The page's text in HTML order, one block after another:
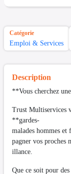
Catégorie
Emploi & Services
Description
**Vous cherchez
Trust Multiservices
**gardes-
malades hommes
pagner vos proches
illance.
Que ce soit pour